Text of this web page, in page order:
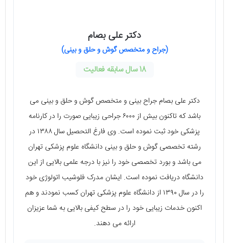
دکتر علی بصام
(جراح و متخصص گوش و حلق و بینی)
18 سال سابقه فعالیت
دکتر علی بصام جراح بینی و متخصص گوش و حلق و بینی می‌
باشد که تاکنون بیش از ۶۰۰۰ جراحی زیبایی صورت را در کارنامه
پزشکی خود ثبت نموده است. وی فارغ التحصیل سال ۱۳۸۸ در
رشته تخصصی گوش و حلق و بینی دانشگاه علوم پزشکی تهران
می‌ باشد و بورد تخصصی خود را نیز با درجه علمی بالایی از این
دانشگاه دریافت نموده است. ایشان مدرک فلوشیب اتولوژی خود
را در سال ۱۳۹۰ از دانشگاه علوم پزشکی تهران کسب نمودند و هم
اکنون خدمات زیبایی خود را در سطح کیفی بالایی به شما عزیزان
ارائه می‌ دهند.